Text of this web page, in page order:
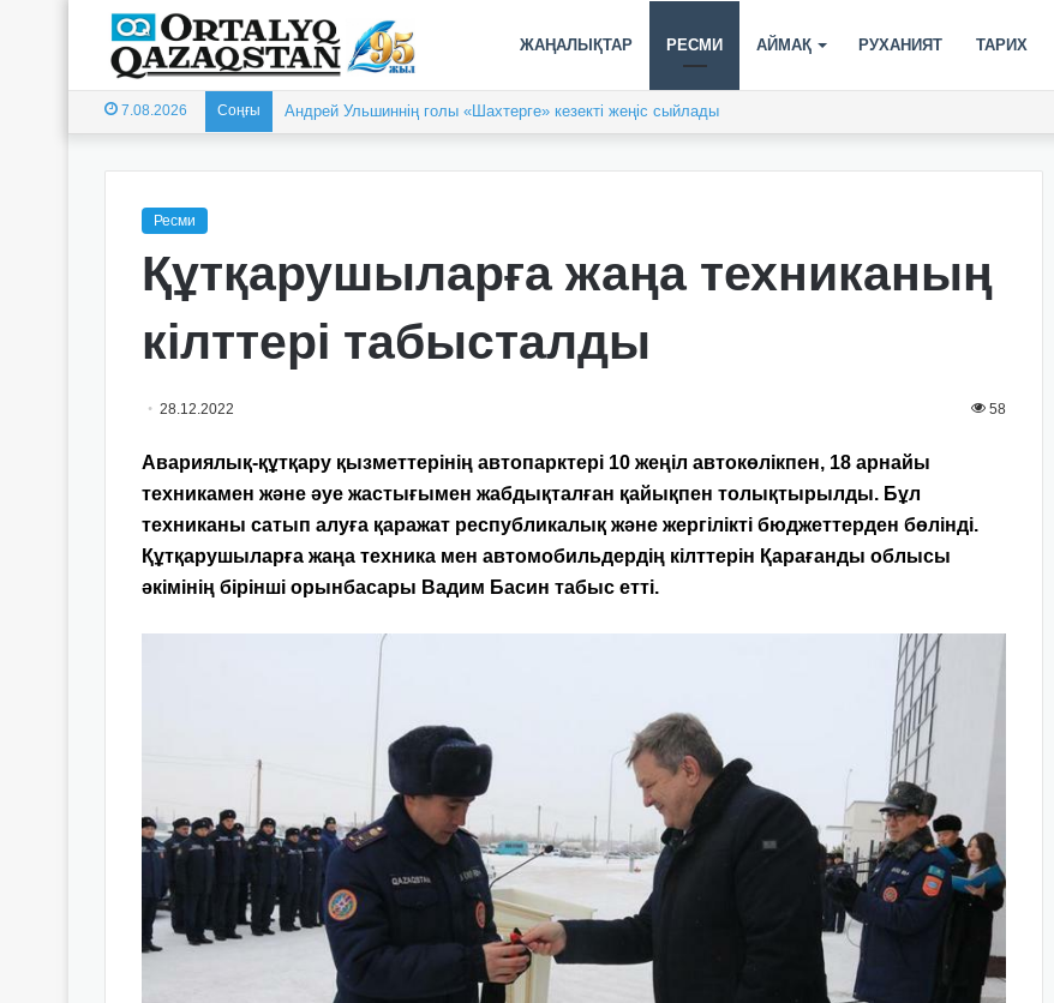
ЖАҢАЛЫҚТАР РЕСМИ АЙМАҚ РУХАНИЯТ ТАРИХ
7.08.2026 Соңғы Андрей Ульшиннің голы «Шахтерге» кезекті жеңіс сыйлады
Ресми
Құтқарушыларға жаңа техниканың
кілттері табысталды
28.12.2022 58
Авариялық-құтқару қызметтерінің автопарктері 10 жеңіл автокөлікпен, 18 арнайы
техникамен және әуе жастығымен жабдықталған қайықпен толықтырылды. Бұл
техниканы сатып алуға қаражат республикалық және жергілікті бюджеттерден бөлінді.
Құтқарушыларға жаңа техника мен автомобильдердің кілттерін Қарағанды облысы
әкімінің бірінші орынбасары Вадим Басин табыс етті.